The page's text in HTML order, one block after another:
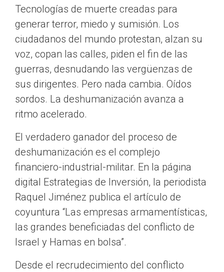
Tecnologías de muerte creadas para
generar terror, miedo y sumisión. Los
ciudadanos del mundo protestan, alzan su
voz, copan las calles, piden el fin de las
guerras, desnudando las vergüenzas de
sus dirigentes. Pero nada cambia. Oídos
sordos. La deshumanización avanza a
ritmo acelerado.
El verdadero ganador del proceso de
deshumanización es el complejo
financiero-industrial-militar. En la página
digital Estrategias de Inversión, la periodista
Raquel Jiménez publica el artículo de
coyuntura “Las empresas armamentísticas,
las grandes beneficiadas del conflicto de
Israel y Hamas en bolsa”.
Desde el recrudecimiento del conflicto